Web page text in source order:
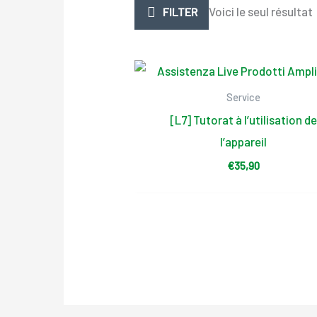
FILTER Voici le seul résultat
Service
[L7] Tutorat à l’utilisation de
l’appareil
€35,90